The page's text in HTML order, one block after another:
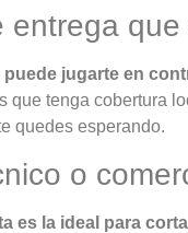
entrega que
puede jugarte en
que tenga cobertura
quedes esperando.
o
es la ideal para